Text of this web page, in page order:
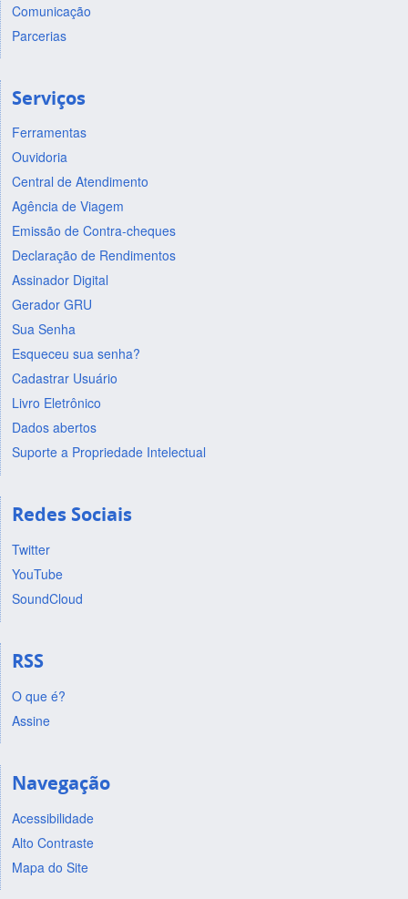
Comunicação
Parcerias
Serviços
Ferramentas
Ouvidoria
Central de Atendimento
Agência de Viagem
Emissão de Contra-cheques
Declaração de Rendimentos
Assinador Digital
Gerador GRU
Sua Senha
Esqueceu sua senha?
Cadastrar Usuário
Livro Eletrônico
Dados abertos
Suporte a Propriedade Intelectual
Redes Sociais
Twitter
YouTube
SoundCloud
RSS
O que é?
Assine
Navegação
Acessibilidade
Alto Contraste
Mapa do Site